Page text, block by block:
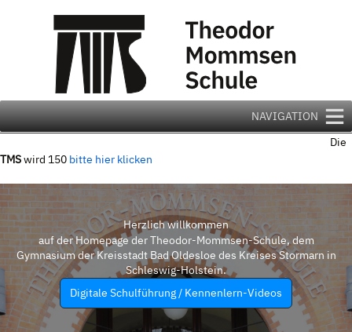
NAVIGATION
Die
TMSwird 150 bitte hier klicken
Herzlich willkommen
auf der Homepage der Theodor-Mommsen-Schule, dem
Gymnasium der Kreisstadt Bad Oldesloe des Kreises Stormarn in
Schleswig-Holstein.
Digitale Schulführung / Kennenlern-Videos